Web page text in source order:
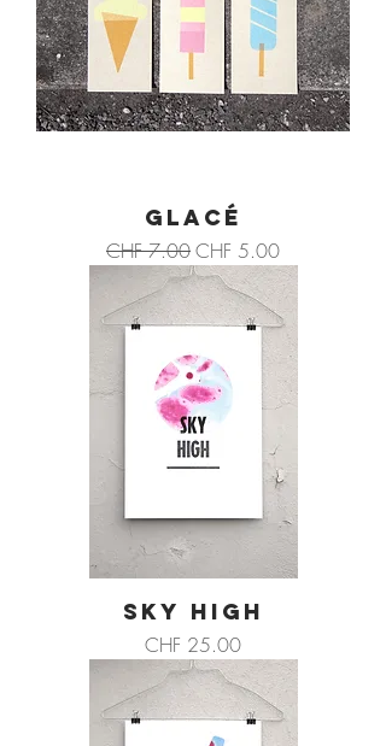
GLACÉ
Standardpreis
CHF 7.00Sale-Preis
CHF 5.00
SKY HIGH
Preis
CHF 25.00